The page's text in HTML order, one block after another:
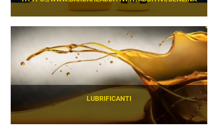
SCOPRI
LUBRIFICANTI